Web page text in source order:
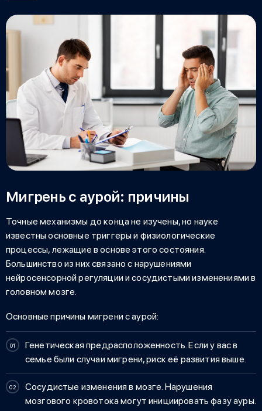
Мигрень с аурой: причины
Точные механизмы до конца не изучены, но науке
известны основные триггеры и физиологические
процессы, лежащие в основе этого состояния.
Большинство из них связано с нарушениями
нейросенсорной регуляции и сосудистыми изменениями в
головном мозге.
Основныепричины мигрени с аурой:
Генетическая предрасположенность. Если у вас в
семье были случаи мигрени, риск её развития выше.
Сосудистые изменения в мозге. Нарушения
мозгового кровотока могут инициировать фазу ауры.